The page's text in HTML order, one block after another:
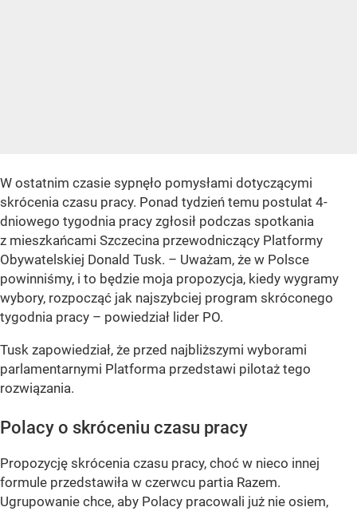
W ostatnim czasie sypnęło pomysłami dotyczącymi
skrócenia czasu pracy. Ponad tydzień temu postulat 4-
dniowego tygodnia pracy zgłosił podczas spotkania
z mieszkańcami Szczecina przewodniczący Platformy
Obywatelskiej Donald Tusk. – Uważam, że w Polsce
powinniśmy, i to będzie moja propozycja, kiedy wygramy
wybory, rozpocząć jak najszybciej program skróconego
tygodnia pracy – powiedział lider PO.
Tusk zapowiedział, że przed najbliższymi wyborami
parlamentarnymi Platforma przedstawi pilotaż tego
rozwiązania.
Polacy o skróceniu czasu pracy
Propozycję skrócenia czasu pracy, choć w nieco innej
formule przedstawiła w czerwcu partia Razem.
Ugrupowanie chce, aby Polacy pracowali już nie osiem,